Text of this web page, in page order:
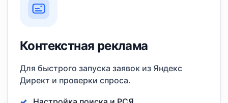
Контекстная реклама
Для быстрого запуска заявок из Яндекс
Директ и проверки спроса.